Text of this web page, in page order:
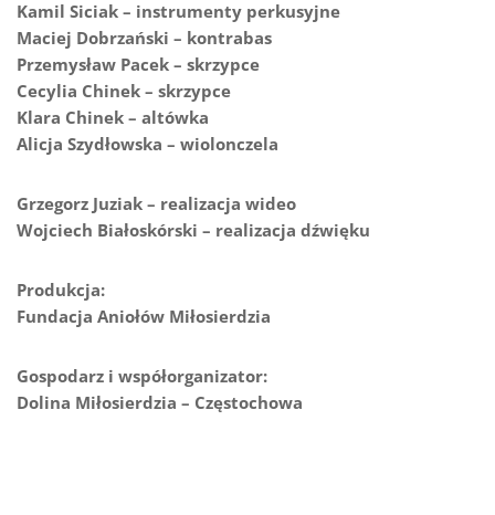
Kamil Siciak – instrumenty perkusyjne
Maciej Dobrzański – kontrabas
Przemysław Pacek – skrzypce
Cecylia Chinek – skrzypce
Klara Chinek – altówka
Alicja Szydłowska – wiolonczela
Grzegorz Juziak – realizacja wideo
Wojciech Białoskórski – realizacja dźwięku
Produkcja:
Fundacja Aniołów Miłosierdzia
Gospodarz i współorganizator:
Dolina Miłosierdzia – Częstochowa